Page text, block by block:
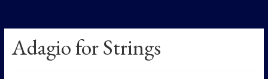
Adagio for Strings